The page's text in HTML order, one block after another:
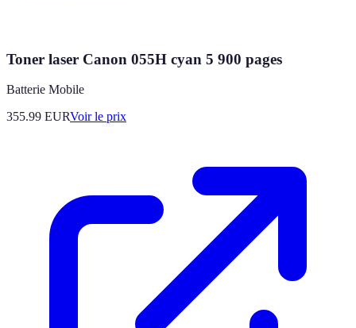
Toner laser Canon 055H cyan 5 900 pages
Batterie Mobile
355.99 EURVoir le prix